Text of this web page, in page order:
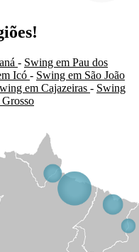
- Swing em Pau dos
Icó - Swing em São João
em Cajazeiras - Swing